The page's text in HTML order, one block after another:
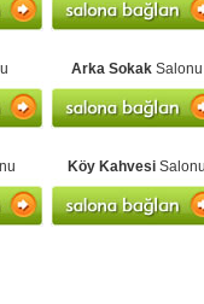
Arka Sokak Salonu
Köy Kahvesi